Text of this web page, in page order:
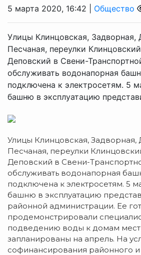
5 марта 2020, 16:42 | Общество
Улицы Клинцовская, Задворная,
Песчаная, переулки
Деповский в Свени-
обслуживать водонапорная
подключена к электросетям. 5
башню в эксплуатацию
Улицы Клинцовская, Задворная,
Песчаная, переулки
Деповский в Свени-
обслуживать водонапорная
подключена к электросетям. 5
башню в эксплуатацию
районной администрации. Ее
продемонстрировали
подведению воды к домам
запланированы на апрель. На
софинансирования районного и